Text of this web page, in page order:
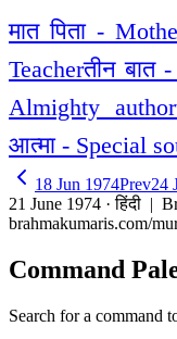
मात पिता -
Teacherतीन बात
Almighty
आत्मा - Special
18 Jun 1974Prev24
21 June 1974 · हिंदी |
brahmakumaris.com/
Command
Search for a command